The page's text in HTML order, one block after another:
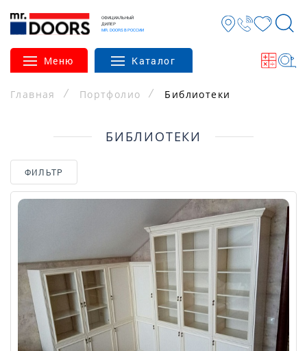
ОФИЦИАЛЬНЫЙ
ДИЛЕР
MR. DOORS В РОССИИ
Меню Каталог
Главная Портфолио Библиотеки
БИБЛИОТЕКИ
ФИЛЬТР